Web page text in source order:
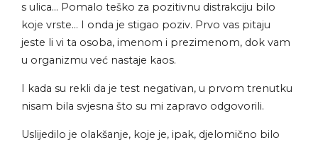
s ulica… Pomalo teško za pozitivnu distrakciju bilo
koje vrste… I onda je stigao poziv. Prvo vas pitaju
jeste li vi ta osoba, imenom i prezimenom, dok vam
u organizmu već nastaje kaos.
I kada su rekli da je test negativan, u prvom trenutku
nisam bila svjesna što su mi zapravo odgovorili.
Uslijedilo je olakšanje, koje je, ipak, djelomično bilo